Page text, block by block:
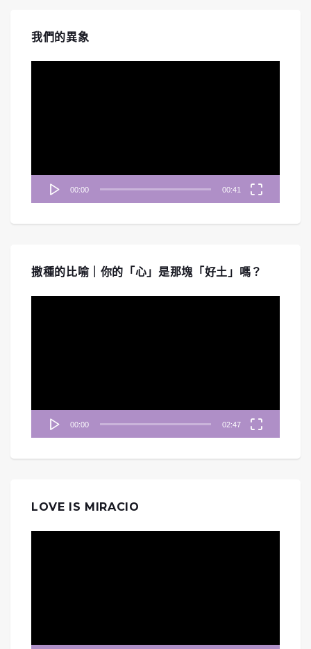
我們的異象
00:00 00:41
撒種的比喻｜你的「心」是那塊「好土」嗎？
00:00 02:47
LOVE IS MIRACIO